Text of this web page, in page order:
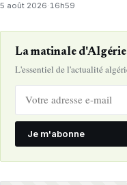
5 août 2026·16h59
La matinale d'Algérie
L'essentiel de l'actualité
Je m'abonne